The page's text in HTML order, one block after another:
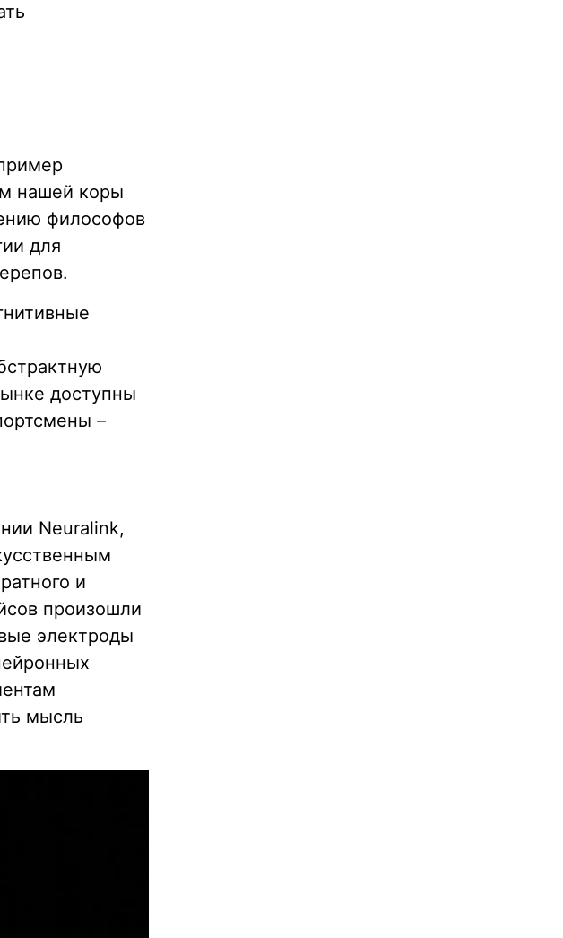
нашей коры
философов
для
доступны
–
Neuralink,
и
произошли
электроды
мысль